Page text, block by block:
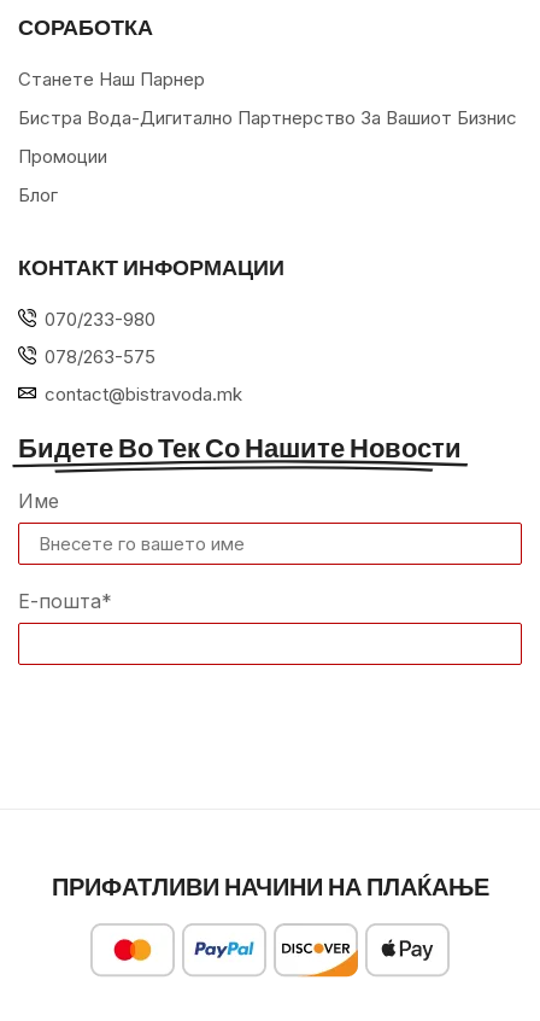
СОРАБОТКА
Станете Наш Парнер
Бистра Вода-Дигитално Партнерство За Вашиот Бизнис
Промоции
Блог
КОНТАКТ ИНФОРМАЦИИ
070/233-980
078/263-575
contact@bistravoda.mk
Бидете Во Тек Со Нашите Новости
Име
Е-пошта*
ПРИФАТЛИВИ НАЧИНИ НА ПЛАЌАЊЕ